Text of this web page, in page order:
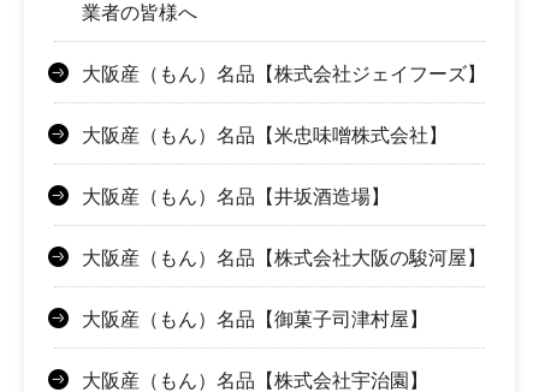
業者の皆様へ
大阪産（もん）名品【株式会社ジェイフーズ】
大阪産（もん）名品【米忠味噌株式会社】
大阪産（もん）名品【井坂酒造場】
大阪産（もん）名品【株式会社大阪の駿河屋】
大阪産（もん）名品【御菓子司津村屋】
大阪産（もん）名品【株式会社宇治園】